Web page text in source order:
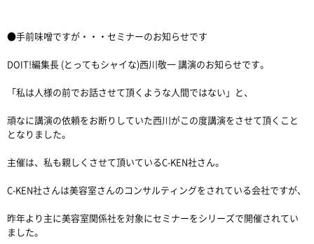
●手前味噌ですが・・・セミナーのお知らせです
DOIT!編集長 (とってもシャイな)西川敬一 講演のお知らせです。
「私は人様の前でお話させて頂くような人間ではない」と、
頑なに講演の依頼をお断りしていた西川がこの度講演をさせて頂くこと
となりました。
主催は、私も親しくさせて頂いているC-KEN社さん。
C-KEN社さんは美容室さんのコンサルティングをされている会社ですが、
昨年より主に美容室関係社を対象にセミナーをシリーズで開催されてい
ました。